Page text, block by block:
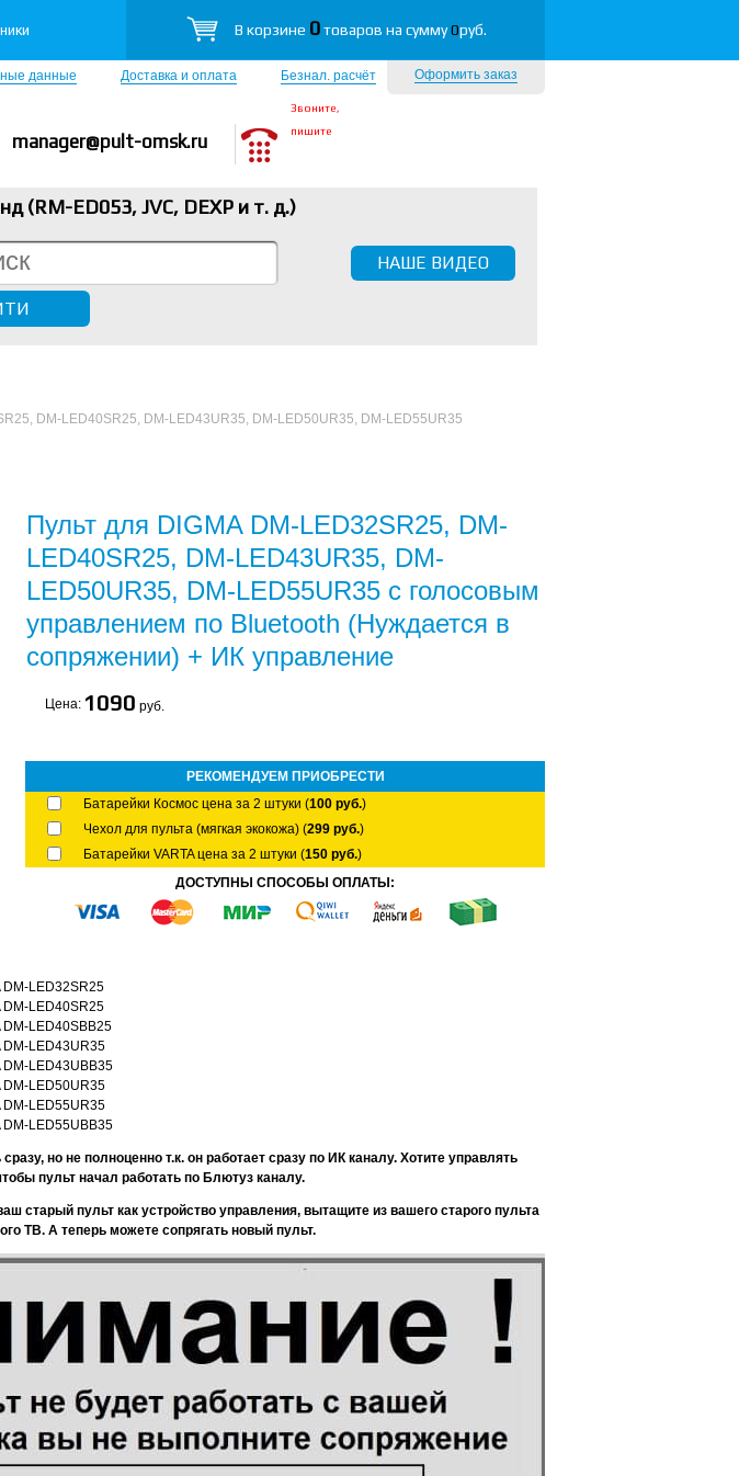
В корзине 0товаров на сумму0руб.
Оформить заказ
данные Доставка и оплата Безнал. расчёт
manager@pult-omsk.ru
Звоните,
пишите
(RM-ED053, JVC, DEXP и т. д.)
НАШЕ ВИДЕО
DM-LED40SR25, DM-LED43UR35, DM-LED50UR35, DM-LED55UR35
Пульт для DIGMA DM-LED32SR25, DM-
LED40SR25, DM-LED43UR35, DM-
LED50UR35, DM-LED55UR35 с голосовым
управлением по Bluetooth (Нуждается в
сопряжении) + ИК управление
Цена: 1090 руб.
РЕКОМЕНДУЕМ ПРИОБРЕСТИ
Батарейки Космос цена за 2 штуки (100 руб.)
Чехол для пульта (мягкая экокожа) (299 руб.)
Батарейки VARTA цена за 2 штуки (150 руб.)
ДОСТУПНЫ СПОСОБЫ ОПЛАТЫ:
DM-LED32SR25
DM-LED40SR25
DM-LED40SBB25
DM-LED43UR35
DM-LED43UBB35
DM-LED50UR35
DM-LED55UR35
DM-LED55UBB35
но не полноценно т.к. он работает сразу по ИК каналу. Хотите управлять
пульт начал работать по Блютуз каналу.
старый пульт как устройство управления, вытащите из вашего старого пульта
ТВ. А теперь можете сопрягать новый пульт.